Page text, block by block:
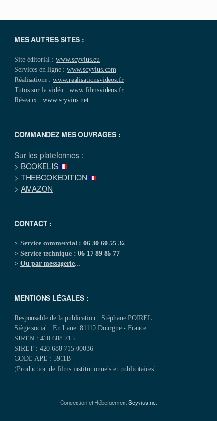
MES AUTRES SITES :
Site éditorial : www.scyvius.eu
Services en ligne : www.scyvius.com
Réalisations : www.realisationsvideos.fr
Tutos sur la vidéo : www.filmsvideos.fr
Réseaux : www.scyvius.net
COMMANDEZ MES OUVRAGES :
Sur les plateformes :
> BOOKELIS
> THEBOOKEDITION
> AMAZON
CONTACT :
> Service commercial : 06 30 60 55 32
> Service technique : 06 17 89 86 77
> Ou par messagerie...
MENTIONS LÉGALES :
Responsable de la publication : Stéphane POIREL
Siège social : En Lanet 81110 Dourgne - France
SIREN : 420 688 715
SIRET : 420 688 715 00036
CODE APE : 5911B
(Production de films institutionnels et publicitaires)
Conception et HébergementScyvius.net